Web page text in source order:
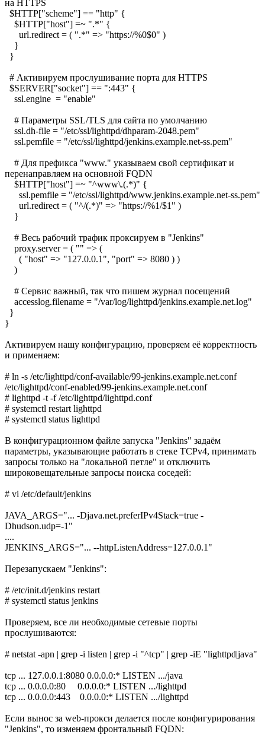
на HTTPS
$HTTP["scheme"] == "http" {
$HTTP["host"] =~ ".*" {
url.redirect = ( ".*" => "https://%0$0" )
}
}
# Активируем прослушивание порта для HTTPS
$SERVER["socket"] == ":443" {
ssl.engine = "enable"
# Параметры SSL/TLS для сайта по умолчанию
ssl.dh-file = "/etc/ssl/lighttpd/dhparam-2048.pem"
ssl.pemfile = "/etc/ssl/lighttpd/jenkins.example.net-ss.pem"
# Для префикса "www." указываем свой сертификат и
перенаправляем на основной FQDN
$HTTP["host"] =~ "^www\.(.*)" {
ssl.pemfile = "/etc/ssl/lighttpd/www.jenkins.example.net-ss.pem"
url.redirect = ( "^/(.*)" => "https://%1/$1" )
}
# Весь рабочий трафик проксируем в "Jenkins"
proxy.server = ( "" => (
( "host" => "127.0.0.1", "port" => 8080 ) )
)
# Сервис важный, так что пишем журнал посещений
accesslog.filename = "/var/log/lighttpd/jenkins.example.net.log"
}
}
Активируем нашу конфигурацию, проверяем её корректность
и применяем:
# ln -s /etc/lighttpd/conf-available/99-jenkins.example.net.conf
/etc/lighttpd/conf-enabled/99-jenkins.example.net.conf
# lighttpd -t -f /etc/lighttpd/lighttpd.conf
# systemctl restart lighttpd
# systemctl status lighttpd
В конфигурационном файле запуска "Jenkins" задаём
параметры, указывающие работать в стеке TCPv4, принимать
запросы только на "локальной петле" и отключить
широковещательные запросы поиска соседей:
# vi /etc/default/jenkins
JAVA_ARGS="... -Djava.net.preferIPv4Stack=true -
Dhudson.udp=-1"
....
JENKINS_ARGS="... --httpListenAddress=127.0.0.1"
Перезапускаем "Jenkins":
# /etc/init.d/jenkins restart
# systemctl status jenkins
Проверяем, все ли необходимые сетевые порты
прослушиваются:
# netstat -apn | grep -i listen | grep -i "^tcp" | grep -iE "lighttpd|java"
tcp ... 127.0.0.1:8080 0.0.0.0:* LISTEN .../java
tcp ... 0.0.0.0:80 0.0.0.0:* LISTEN .../lighttpd
tcp ... 0.0.0.0:443 0.0.0.0:* LISTEN .../lighttpd
Если вынос за web-прокси делается после конфигурирования
"Jenkins", то изменяем фронтальный FQDN: